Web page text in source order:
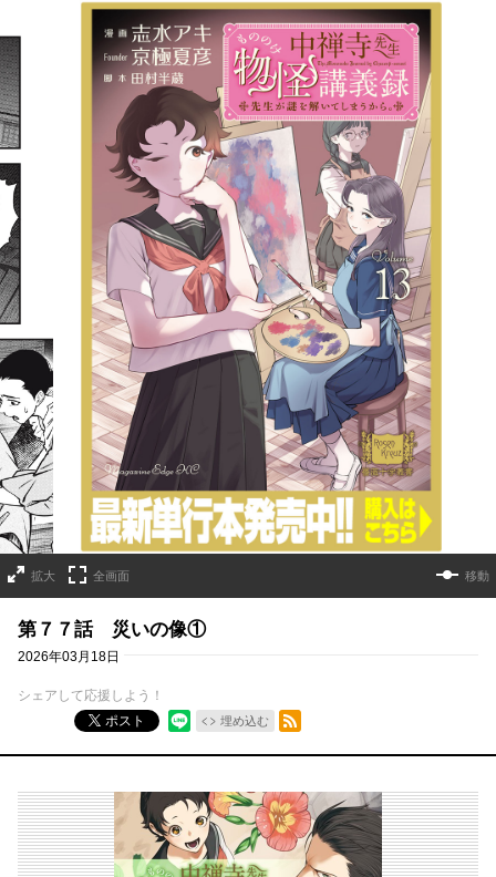
詳細ページへのリンク
拡大 全画面 移動
第７７話 災いの像①
2026年03月18日
シェアして応援しよう！
ポスト
埋め込む
RSSフィード